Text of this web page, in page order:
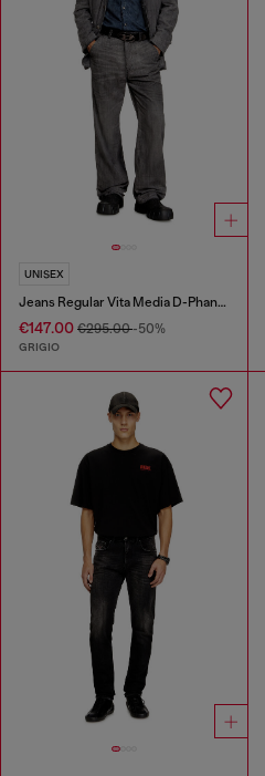
UNISEX
Jeans Regular Vita Media D-Phant-chino
€147.00 €295.00-50%
GRIGIO